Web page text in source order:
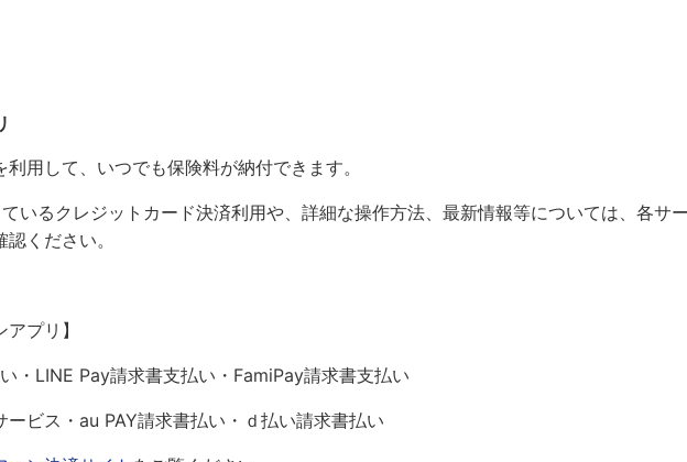
用して、いつでも保険料が納付できます。
いるクレジットカード決済利用や、詳細な操作方法、最新情報等については、各サ
ください。
プリ】
・LINE Pay請求書支払い・FamiPay請求書支払い
ビス・au PAY請求書払い・ｄ払い請求書払い